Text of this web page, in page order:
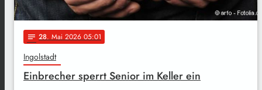
notes 28. Mai 2026 05:01
Ingolstadt
Einbrecher sperrt Senior im Keller ein